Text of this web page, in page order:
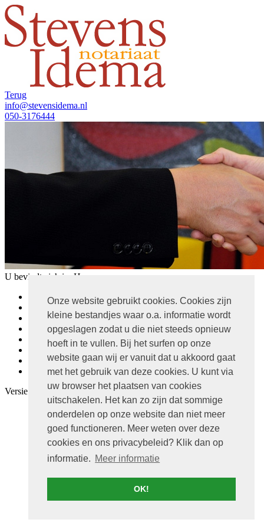
Onze website gebruikt cookies. Cookies zijn
kleine bestandjes waar o.a. informatie wordt
opgeslagen zodat u die niet steeds opnieuw
hoeft in te vullen. Bij het surfen op onze
website gaan wij er vanuit dat u akkoord gaat
met het gebruik van deze cookies. U kunt via
uw browser het plaatsen van cookies
uitschakelen. Het kan zo zijn dat sommige
onderdelen op onze website dan niet meer
goed functioneren. Meer weten over deze
cookies en ons privacybeleid? Klik dan op
informatie. Meer informatie
OK!
Terug
info@stevensidema.nl
050-3176444
U bevindt zich in: Home
Home
Leven
Wonen
Ondernemen
Ons team
Offerteaanvraag
Contact
Routebeschrijving
Versie:
Desktop|Mobiel